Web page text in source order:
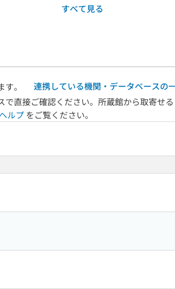
すべて見る
。
連携している機関・データベースの
直接ご確認ください。所蔵館から取寄せ
ヘルプ をご覧ください。